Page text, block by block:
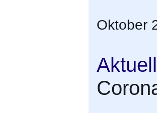
Oktober